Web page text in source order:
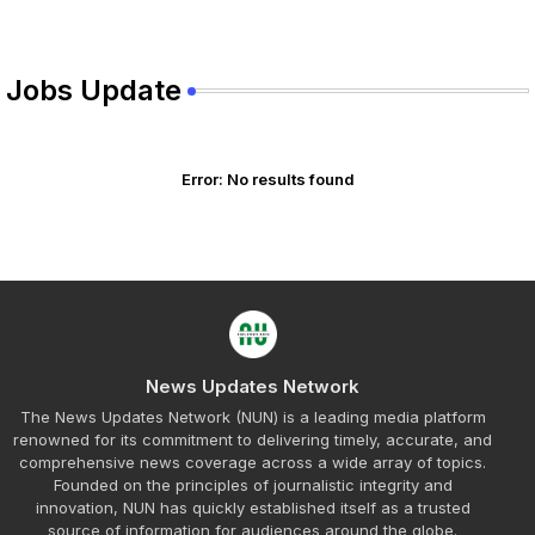
Jobs Update
Error: No results found
News Updates Network
The News Updates Network (NUN) is a leading media platform
renowned for its commitment to delivering timely, accurate, and
comprehensive news coverage across a wide array of topics.
Founded on the principles of journalistic integrity and
innovation, NUN has quickly established itself as a trusted
source of information for audiences around the globe.